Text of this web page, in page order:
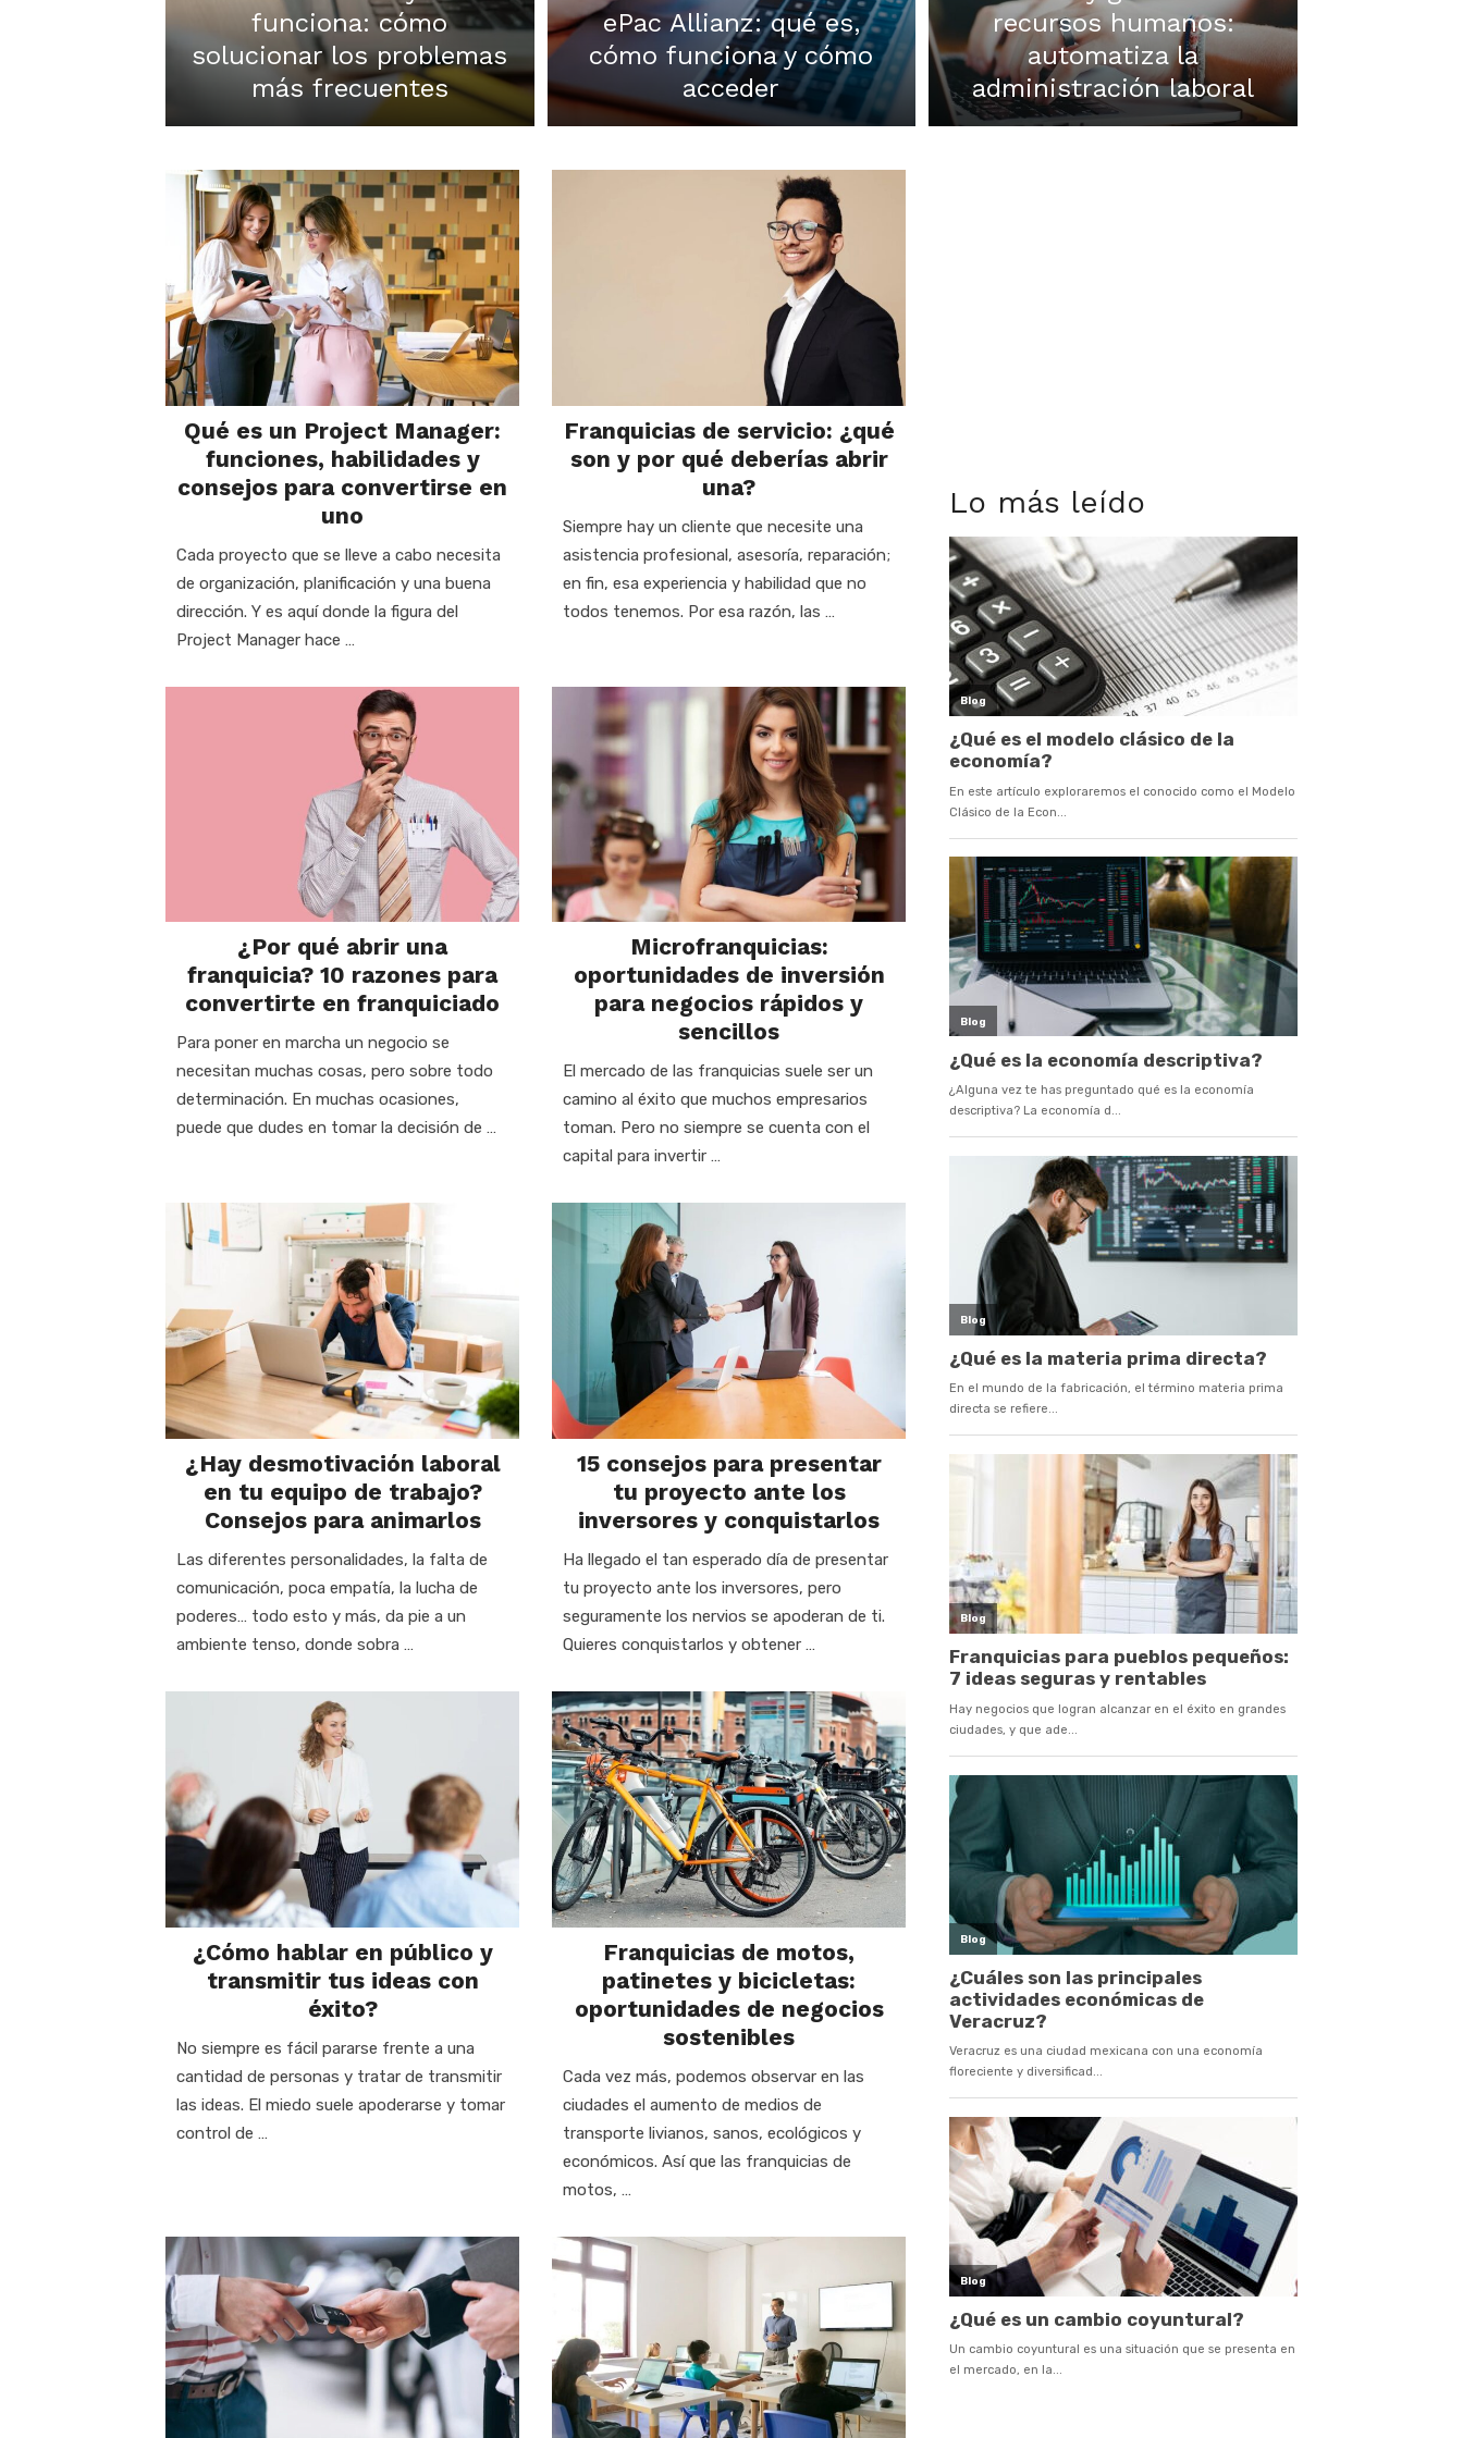
funciona: cómo
solucionar los problemas
más frecuentes
ePac Allianz: qué es,
cómo funciona y cómo
acceder
recursos humanos:
automatiza la
administración laboral
Qué es un Project Manager:
funciones, habilidades y
consejos para convertirse en
uno
Cada proyecto que se lleve a cabo necesita
de organización, planificación y una buena
dirección. Y es aquí donde la figura del
Project Manager hace …
Franquicias de servicio: ¿qué
son y por qué deberías abrir
una?
Siempre hay un cliente que necesite una
asistencia profesional, asesoría, reparación;
en fin, esa experiencia y habilidad que no
todos tenemos. Por esa razón, las …
¿Por qué abrir una
franquicia? 10 razones para
convertirte en franquiciado
Para poner en marcha un negocio se
necesitan muchas cosas, pero sobre todo
determinación. En muchas ocasiones,
puede que dudes en tomar la decisión de …
Microfranquicias:
oportunidades de inversión
para negocios rápidos y
sencillos
El mercado de las franquicias suele ser un
camino al éxito que muchos empresarios
toman. Pero no siempre se cuenta con el
capital para invertir …
¿Hay desmotivación laboral
en tu equipo de trabajo?
Consejos para animarlos
Las diferentes personalidades, la falta de
comunicación, poca empatía, la lucha de
poderes… todo esto y más, da pie a un
ambiente tenso, donde sobra …
15 consejos para presentar
tu proyecto ante los
inversores y conquistarlos
Ha llegado el tan esperado día de presentar
tu proyecto ante los inversores, pero
seguramente los nervios se apoderan de ti.
Quieres conquistarlos y obtener …
¿Cómo hablar en público y
transmitir tus ideas con
éxito?
No siempre es fácil pararse frente a una
cantidad de personas y tratar de transmitir
las ideas. El miedo suele apoderarse y tomar
control de …
Franquicias de motos,
patinetes y bicicletas:
oportunidades de negocios
sostenibles
Cada vez más, podemos observar en las
ciudades el aumento de medios de
transporte livianos, sanos, ecológicos y
económicos. Así que las franquicias de
motos, …
Lo más leído